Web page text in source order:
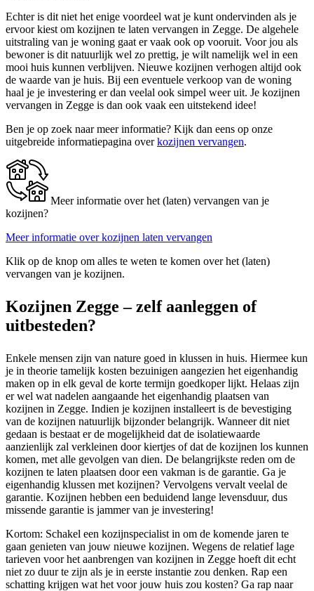
Echter is dit niet het enige voordeel wat je kunt ondervinden als je
ervoor kiest om kozijnen te laten vervangen in Zegge. De algehele
uitstraling van je woning gaat er vaak ook op vooruit. Voor jou als
bewoner is dit natuurlijk wel zo prettig, je wilt namelijk wel in een
mooi huis kunnen verblijven. Nieuwe kozijnen verhogen altijd ook
de waarde van je huis. Bij een eventuele verkoop van de woning
haal je je investering er dan veelal ook simpel weer uit. Je kozijnen
vervangen in Zegge is dan ook vaak een uitstekend idee!
Ben je op zoek naar meer informatie? Kijk dan eens op onze
uitgebreide informatiepagina overkozijnen vervangen.
Meer informatie over het (laten) vervangen van je
kozijnen?
Meer informatie over kozijnen laten vervangen
Klik op de knop om alles te weten te komen over het (laten)
vervangen van je kozijnen.
Kozijnen Zegge – zelf aanleggen of
uitbesteden?
Enkele mensen zijn van nature goed in klussen in huis. Hiermee kun
je in theorie tamelijk kosten bezuinigen aangezien het eigenhandig
maken op in elk geval de korte termijn goedkoper lijkt. Helaas zijn
er wel wat nadelen aangaande het eigenhandig plaatsen van
kozijnen in Zegge. Indien je kozijnen installeert is de bevestiging
van de kozijnen natuurlijk bijzonder belangrijk. Wanneer dit niet
gedaan is bestaat er de mogelijkheid dat de isolatiewaarde
aanzienlijk zal verkleinen door kiertjes of dat de kozijnen los kunnen
komen, met alle gevolgen van dien. De belangrijkste reden om de
kozijnen te laten plaatsen door een vakman is de garantie. Ga je
eigenhandig klussen met kozijnen? Vervolgens vervalt veelal de
garantie. Kozijnen hebben een beduidend lange levensduur, dus
missende garantie is jammer van je investering!
Kortom: Schakel een kozijnspecialist in om de komende jaren te
gaan genieten van jouw nieuwe kozijnen. Wegens de relatief lage
tarieven voor het aanbrengen van kozijnen in Zegge hoeft dit echt
niet zo duur te zijn als je in eerste instantie zou denken. Rap een
schatting krijgen wat het voor jouw huis zou kosten? Ga rap naar